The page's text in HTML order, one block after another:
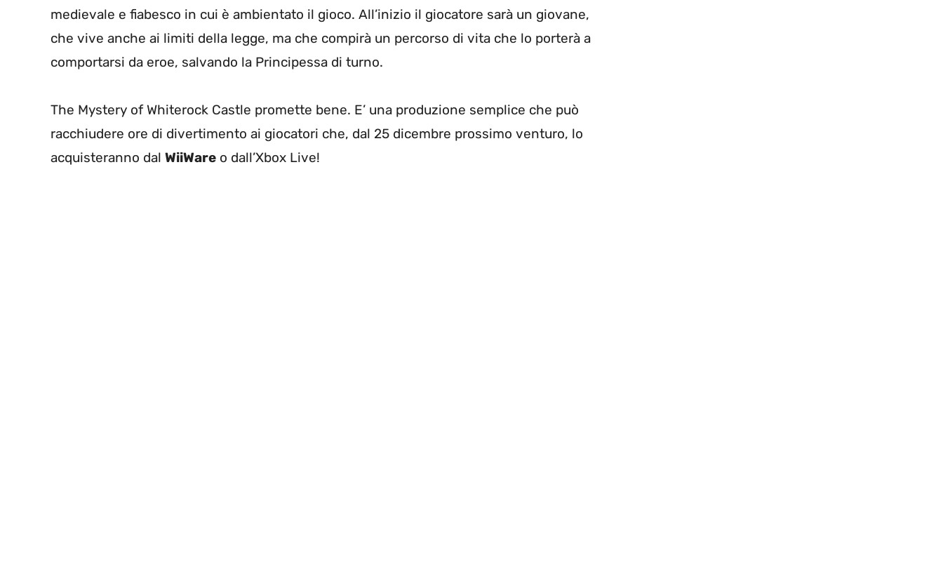
medievale e fiabesco in cui è ambientato il gioco. All’inizio il giocatore sarà un giovane,
che vive anche ai limiti della legge, ma che compirà un percorso di vita che lo porterà a
comportarsi da eroe, salvando la Principessa di turno.
The Mystery of Whiterock Castle promette bene. E’ una produzione semplice che può
racchiudere ore di divertimento ai giocatori che, dal 25 dicembre prossimo venturo, lo
acquisteranno dal WiiWare o dall’Xbox Live!